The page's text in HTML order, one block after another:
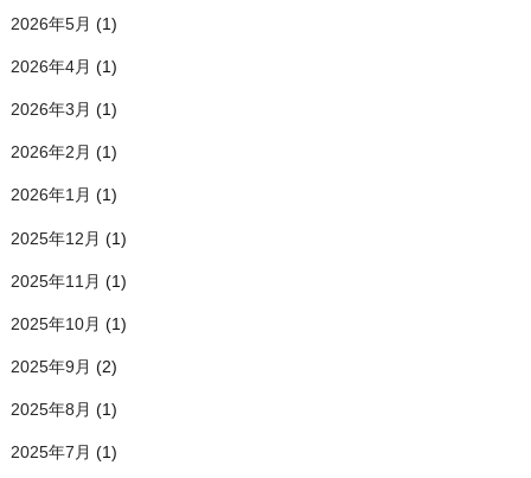
2026年5月 (1)
2026年4月 (1)
2026年3月 (1)
2026年2月 (1)
2026年1月 (1)
2025年12月 (1)
2025年11月 (1)
2025年10月 (1)
2025年9月 (2)
2025年8月 (1)
2025年7月 (1)